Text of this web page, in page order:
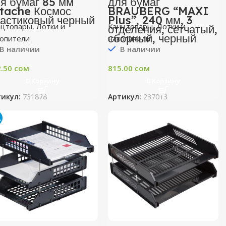
Космос
черный
,Лотки и
В наличии
сом
731878
BRAUBERG “MAXI
Plus”, 240 мм, 3
отделения, сетчатый,
сборный, черный
Канцтовары,Лотки и
накопители
В наличии
815.00 сом
Артикул: 237013